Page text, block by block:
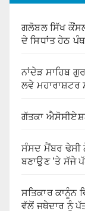
ਗਲੋਬਲ ਸਿੱਖ ਕੌਂਸਲ
ਦੇ ਸਿਧਾਂਤ ਹੇਠ
ਨਾਂਦੇੜ ਸਾਹਿਬ
ਲਵੇ ਮਹਾਰਾਸ਼ਟਰ
ਗੱਤਕਾ
ਸੰਸਦ ਮੈਂਬਰ ਢੇਸੀ
ਬਣਾਉਣ ’ਤੇ ਸੱਜੇ
ਸਤਿਕਾਰ ਕਾਨੂੰਨ
ਵੱਲੋਂ ਜਥੇਦਾਰ ਨੂੰ